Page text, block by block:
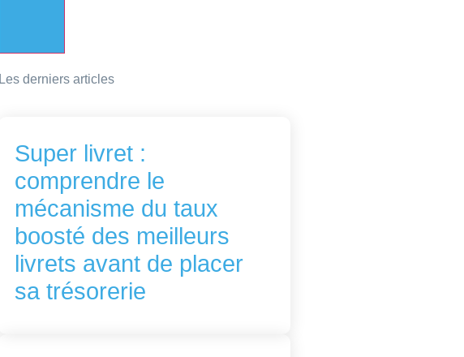
Les derniers articles
Super livret :
comprendre le
mécanisme du taux
boosté des meilleurs
livrets avant de placer
sa trésorerie